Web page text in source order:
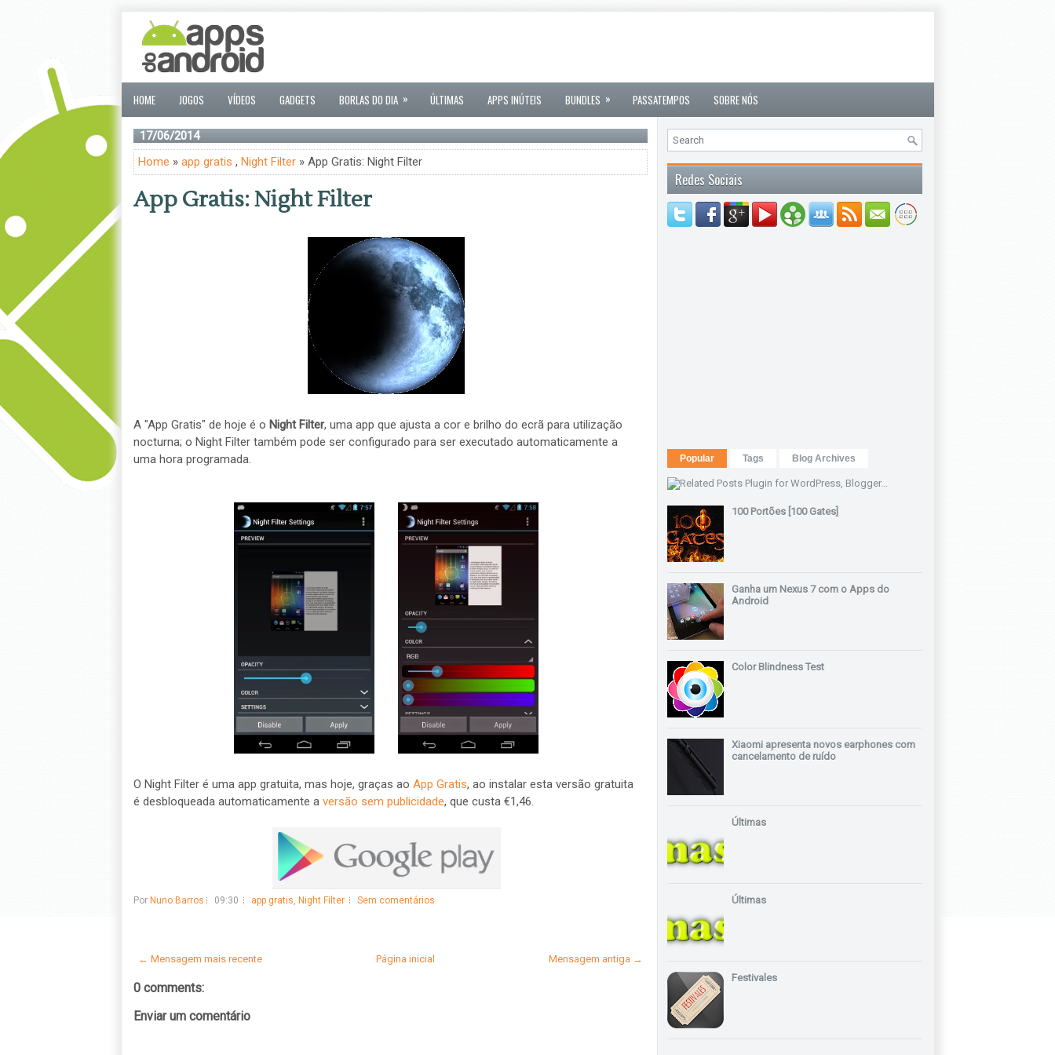
HOME JOGOS VÍDEOS GADGETS BORLAS DO DIA » ÚLTIMAS APPS INÚTEIS BUNDLES » PASSATEMPOS SOBRE NÓS
17/06/2014
Home » app gratis , Night Filter» App Gratis: Night Filter
App Gratis: Night Filter
A "App Gratis" de hoje é o Night Filter, uma app que ajusta a cor e brilho do ecrã para utilização
nocturna; o Night Filter também pode ser configurado para ser executado automaticamente a
uma hora programada.
O Night Filter é uma app gratuita, mas hoje, graças ao App Gratis, ao instalar esta versão gratuita
é desbloqueada automaticamente a versão sem publicidade, que custa €1,46.
Por Nuno Barros 09:30 app gratis, Night Filter Sem comentários
← Mensagem mais recente Mensagem antiga →
Página inicial
0 comments:
Enviar um comentário
Redes Sociais
Popular Tags Blog Archives
100 Portões [100 Gates]
Ganha um Nexus 7 com o Apps do
Android
Color Blindness Test
Xiaomi apresenta novos earphones com
cancelamento de ruído
Últimas
Últimas
Festivales